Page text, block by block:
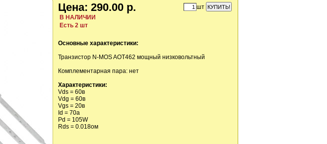
Цена: 290.00 р.
В НАЛИЧИИ
Есть 2 шт
шт
Основные характеристики:
Транзистор N-MOS AOT462 мощный низковольтный
Комплементарная пара: нет
Характеристики:
Vds = 60в
Vdg = 60в
Vgs = 20в
Id = 70a
Pd = 105W
Rds = 0.018ом